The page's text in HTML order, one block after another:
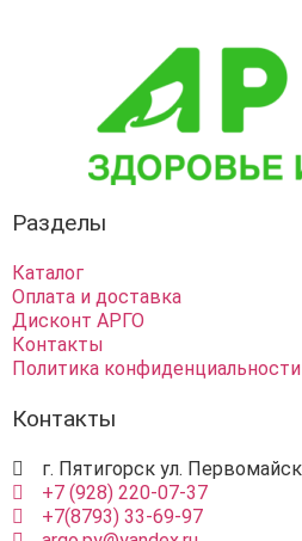
Разделы
Каталог
Оплата и доставка
Дисконт АРГО
Контакты
Политика конфиденциальности
Контакты
г. Пятигорск ул.
+7 (928) 220-07-37
+7(8793) 33-69-97